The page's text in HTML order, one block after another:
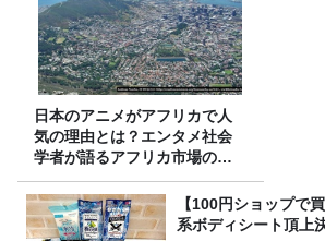
日本のアニメがアフリカで人
気の理由とは？エンタメ社会
学者が語るアフリカ市場のリ
アル
【100円ショップで
系ボディシート頂上